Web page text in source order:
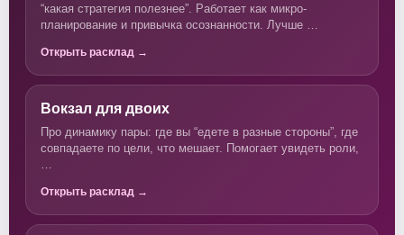
“какая стратегия полезнее”. Работает как микро-
планирование и привычка осознанности. Лучше …
Открыть расклад →
Вокзал для двоих
Про динамику пары: где вы “едете в разные стороны”, где
совпадаете по цели, что мешает. Помогает увидеть роли,
…
Открыть расклад →